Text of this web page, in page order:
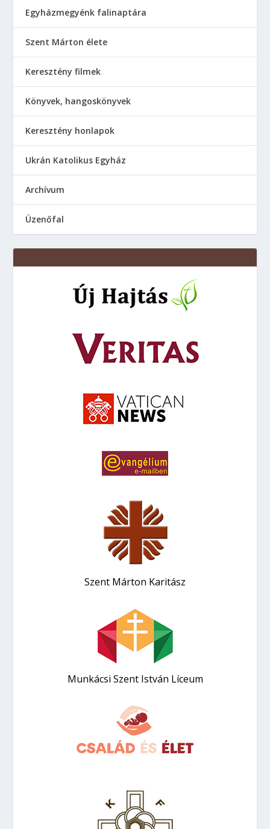
Egyházmegyénk falinaptára
Szent Márton élete
Keresztény filmek
Könyvek, hangoskönyvek
Keresztény honlapok
Ukrán Katolikus Egyház
Аrchívum
Üzenőfal
Szent Márton Karitász
Munkácsi Szent István Líceum